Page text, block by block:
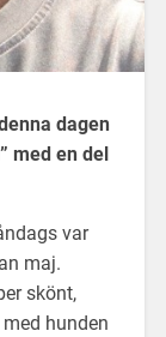
dagen
med en del
var
maj.
skönt,
hunden